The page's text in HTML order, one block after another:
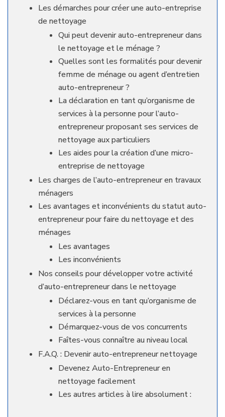
Les démarches pour créer une auto-entreprise
de nettoyage
Qui peut devenir auto-entrepreneur dans
le nettoyage et le ménage ?
Quelles sont les formalités pour devenir
femme de ménage ou agent d’entretien
auto-entrepreneur ?
La déclaration en tant qu’organisme de
services à la personne pour l’auto-
entrepreneur proposant ses services de
nettoyage aux particuliers
Les aides pour la création d’une micro-
entreprise de nettoyage
Les charges de l’auto-entrepreneur en travaux
ménagers
Les avantages et inconvénients du statut auto-
entrepreneur pour faire du nettoyage et des
ménages
Les avantages
Les inconvénients
Nos conseils pour développer votre activité
d’auto-entrepreneur dans le nettoyage
Déclarez-vous en tant qu’organisme de
services à la personne
Démarquez-vous de vos concurrents
Faîtes-vous connaître au niveau local
F.A.Q. : Devenir auto-entrepreneur nettoyage
Devenez Auto-Entrepreneur en
nettoyage facilement
Les autres articles à lire absolument :